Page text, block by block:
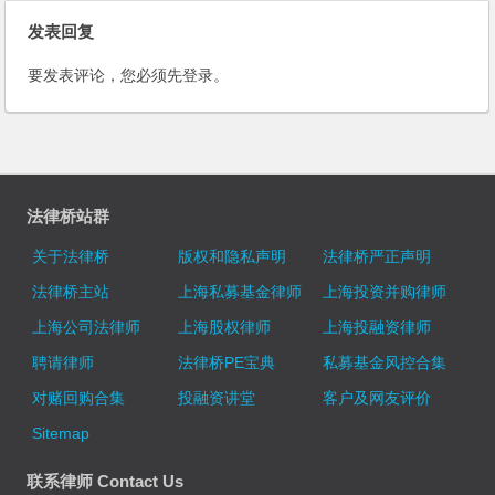
发表回复
要发表评论，您必须先登录。
法律桥站群
关于法律桥 版权和隐私声明
法律桥严正声明
法律桥主站
上海私募基金律师
上海投资并购律师
上海公司法律师
上海股权律师
上海投融资律师
聘请律师
法律桥PE宝典
私募基金风控合集
对赌回购合集
投融资讲堂
客户及网友评价
Sitemap
联系律师 Contact Us